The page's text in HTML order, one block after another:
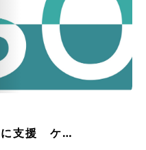
に支援 ケ…